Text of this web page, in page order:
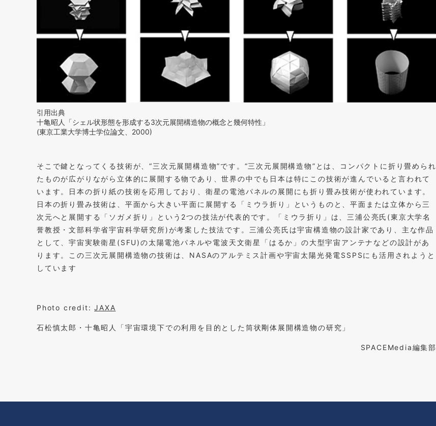
引用出典
十亀昭人「シェル状形態を形成する3次元展開構造物の概念と幾何特性」
(東京工業大学博士学位論文、2000)
そこで鍵となってくる技術が、“三次元展開構造物”です。“三次元展開構造物”とは、コンパクトに折り畳められ
たものが広がりながら立体的に展開する物であり、世界の中でも日本は特にこの技術が進んでいると言われて
います。日本の折り紙の技術を応用しており、衛星の電池パネルの展開にも折り畳み技術が使われています。
日本の折り畳み技術は、平面から大きい平面に展開する「ミウラ折り」というものと、平面または立体から三
次元へと展開する「ソガメ折り」という2つの技法が代表的です。「ミウラ折り」は、三浦公亮氏(東京大学名
誉教授・文部科学省宇宙科学研究所)が考案した技法です。三浦公亮氏は宇宙構造物の設計家であり、主な作品
として、宇宙実験衛星(SFU)の太陽電池パネルや電波天文衛星「はるか」の大型宇宙アンテナなどの設計があ
ります。この三次元展開構造物の技術は、NASAのアルテミス計画や宇宙太陽光発電SSPSにも活用されようと
しています
Photo credit: JAXA
石松慎太郎・十亀昭人「宇宙環境下での利用を目的とした筒状剛体展開構造物の研究」
SPACEMedia編集部